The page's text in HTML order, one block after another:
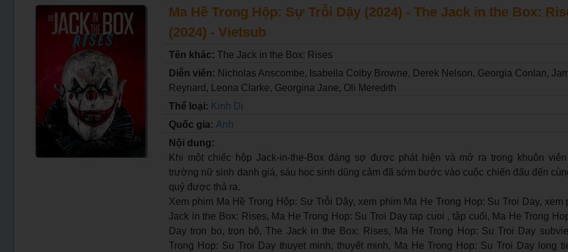
Ma Hề Trong Hộp: Sự Trỗi Dậy (2024) - The Jack in the Box:
(2024) - Vietsub
Tên khác:The Jack in the Box: Rises
Diễn viên: Nicholas Anscombe, Isabella Colby Browne, Derek Nelson, Georgia Conlan,
Reynard, Leona Clarke, Georgina Jane, Oli Meredith
Thể loại: Kinh Dị
Quốc gia: Anh
Nội dung:
Khi một chiếc hộp Jack-in-the-Box đáng sợ được phát hiện và mở ra trong khuôn
trường nữ sinh danh giá, sáu học sinh dũng cảm đã sớm bước vào cuộc chiến đấu đến
quỷ được thả ra.
Xem phim Ma Hề Trong Hộp: Sự Trỗi Dậy, xem phim Ma He Trong Hop: Su Troi Day, xem
Jack in the Box: Rises, Ma He Trong Hop: Su Troi Day tap cuoi , tập cuối, Ma He Trong
Day tron bo, trọn bộ, The Jack in the Box: Rises, Ma He Trong Hop: Su Troi Day
Trong Hop: Su Troi Day thuyet minh, thuyết minh, Ma He Trong Hop: Su Troi Day long